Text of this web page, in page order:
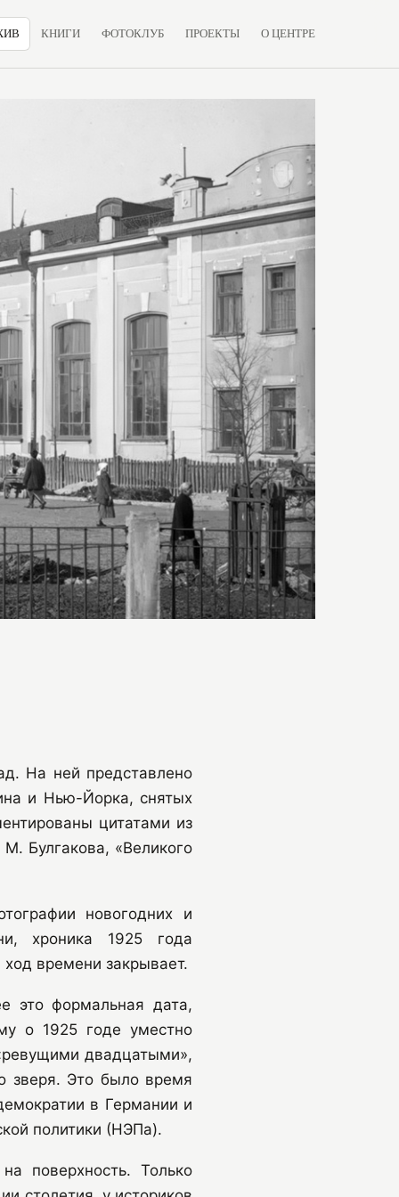
КНИГИ ФОТОКЛУБ ПРОЕКТЫ О ЦЕНТРЕ
На ней представлено
и Нью-Йорка, снятых
цитатами из
Булгакова, «Великого
новогодних и
хроника 1925 года
времени закрывает.
это формальная дата,
о 1925 годе уместно
двадцатыми»,
зверя. Это было время
в Германии и
политики (НЭПа).
поверхность. Только